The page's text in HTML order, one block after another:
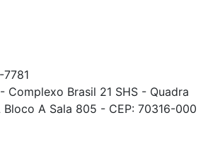
Complexo Brasil 21 SHS - Quadra
A Sala 805 - CEP: 70316-000